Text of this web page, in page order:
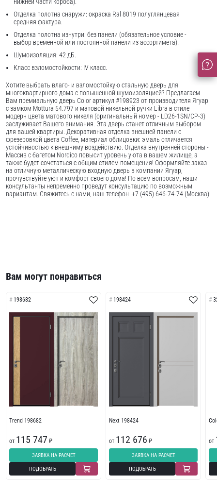
Отделка полотна снаружи: окраска Ral 8019 полуглянцевая
средняя фактура.
Отделка полотна изнутри: без панели (обязательное условие -
выбор временной или постоянной панели из ассортимета).
Шумоизоляция: 42 дБ.
Класс взломостойкости: IV класс.
Хотите выбрать влаго- и взломостойкую стальную дверь для
многоквартирного дома с повышенной шумоизоляцией? Предлагаем
Вам премиальную дверь Color артикул #198923 от производителя Ягуар
с замком Mottura 54.797 и матовой никельной ручки Libra в стиле
модерн цвета матового никеля (оригинальный номер - LD26-1SN/CP-3)
заслуживает Вашего внимания. Эта дверь станет отличным выбором
для вашей квартиры. Декоративная отделка внешней панели с
фрезеровкой цвета Coffee, материал облицовки: эмаль отличается
устойчивостью к внешниму воздействию. Отделка внутренней стороны -
Массив с багетом Nordico повысит уровень уюта в вашем жилище, а
также будет сочетаться с общим стилем помещения! Оформляйте заказ
на отличную металлическую входную дверь в компании Ягуар,
прочувствуйте уют и комфорт своего дома! По всем вопросам, наши
консультанты непременно проведут консультацию по возможным
вариантам. Свяжитесь с нами, наш телефон +7 (495) 646-74-74 (Москва)!
Вам могут понравиться
198682
Trend 198682
от 115 747 ₽
ЗАЯВКА НА РАСЧЕТ
ПОДОБРАТЬ
198424
Next 198424
от 112 676 ₽
ЗАЯВКА НА РАСЧЕТ
ПОДОБРАТЬ
от